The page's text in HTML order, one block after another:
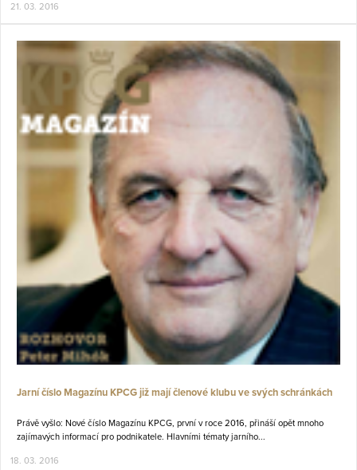
21. 03. 2016
Jarní číslo Magazínu KPCG již mají členové klubu ve svých schránkách
Právě vyšlo: Nové číslo Magazínu KPCG, první v roce 2016, přináší opět mnoho
zajímavých informací pro podnikatele. Hlavními tématy jarního...
18. 03. 2016